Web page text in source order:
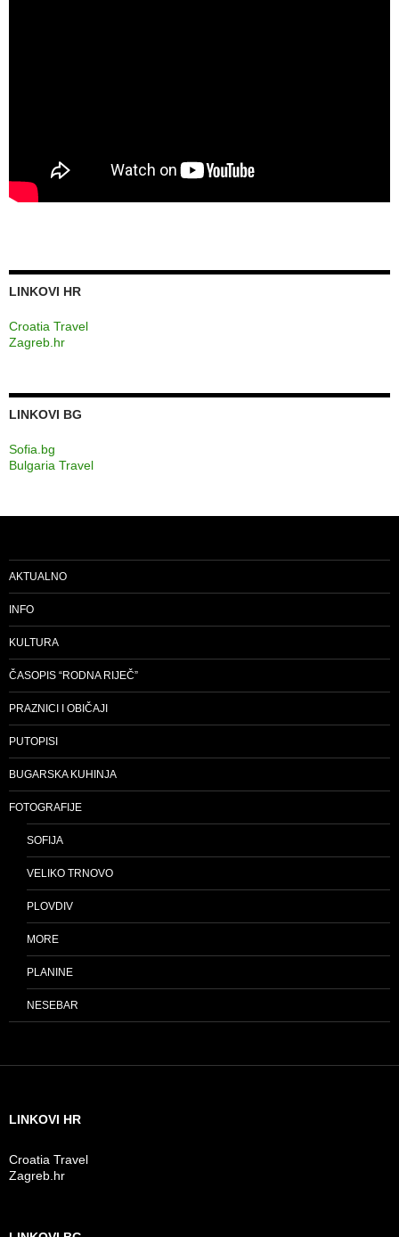
LINKOVI HR
Croatia Travel
Zagreb.hr
LINKOVI BG
Sofia.bg
Bulgaria Travel
AKTUALNO
INFO
KULTURA
ČASOPIS “RODNA RIJEČ”
PRAZNICI I OBIČAJI
PUTOPISI
BUGARSKA KUHINJA
FOTOGRAFIJE
SOFIJA
VELIKO TRNOVO
PLOVDIV
MORE
PLANINE
NESEBAR
LINKOVI HR
Croatia Travel
Zagreb.hr